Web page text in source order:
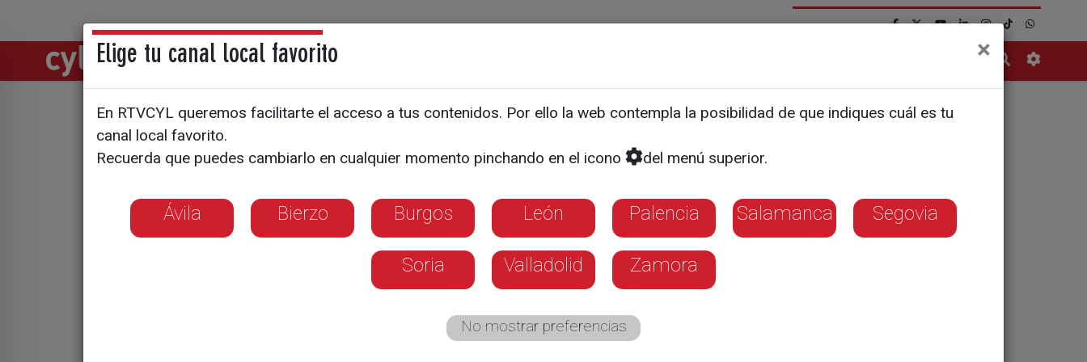
Directos Noticias
CULTURA
Las cartas que Delibes nunca imaginó recibir
Los niños envían 50 misivas diarias al ilustre escritor
Elige tu canal local favorito ×
En RTVCYL queremos facilitarte el acceso a tus contenidos. Por ello la web contempla la posibilidad de que indiques cuál es tu
canal local favorito.
Recuerda que puedes cambiarlo en cualquier momento pinchando en el icono
del menú superior.
Ávila Bierzo Burgos León Palencia Salamanca Segovia
Soria Valladolid Zamora
No mostrar preferencias